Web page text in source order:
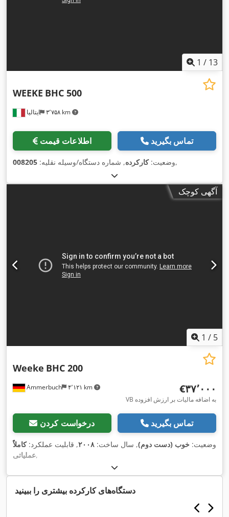
1 / 13
ایتالیا ۳٬۷۵۸ km
WEEKE BHC 500
اطلاعات قیمت تماس بگیرید
وضعیت:کارکرده, شماره دستگاه/وسیله نقلیه: 008205 ,
آگهی کوچک
1 / 5
Ammerbuch ۴٬۱۲۱ km
Weeke BHC 200
‎€۳۷٬۰۰۰
VB به اضافه مالیات بر ارزش افزوده
درخواست کردن تماس بگیرید
وضعیت: خوب (دست دوم), سال ساخت: ۲۰۰۸, قابلیت عملکرد:کاملاً
عملیاتی,
دستگاه‌های کارکرده بیشتری را ببینید